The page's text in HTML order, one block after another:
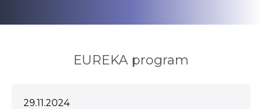
EUREKA program
29.11.2024